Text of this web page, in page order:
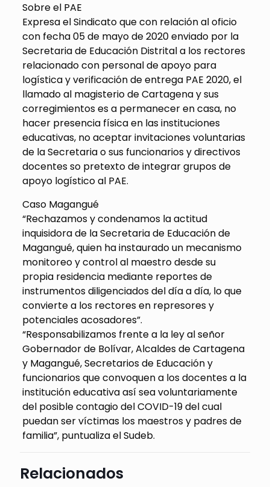
Sobre el PAE
Expresa el Sindicato que con relación al oficio
con fecha 05 de mayo de 2020 enviado por la
Secretaria de Educación Distrital a los rectores
relacionado con personal de apoyo para
logística y verificación de entrega PAE 2020, el
llamado al magisterio de Cartagena y sus
corregimientos es a permanecer en casa, no
hacer presencia física en las instituciones
educativas, no aceptar invitaciones voluntarias
de la Secretaria o sus funcionarios y directivos
docentes so pretexto de integrar grupos de
apoyo logístico al PAE.
Caso Magangué
“Rechazamos y condenamos la actitud
inquisidora de la Secretaria de Educación de
Magangué, quien ha instaurado un mecanismo
monitoreo y control al maestro desde su
propia residencia mediante reportes de
instrumentos diligenciados del día a día, lo que
convierte a los rectores en represores y
potenciales acosadores”.
“Responsabilizamos frente a la ley al señor
Gobernador de Bolívar, Alcaldes de Cartagena
y Magangué, Secretarios de Educación y
funcionarios que convoquen a los docentes a la
institución educativa así sea voluntariamente
del posible contagio del COVID-19 del cual
puedan ser víctimas los maestros y padres de
familia”, puntualiza el Sudeb.
Relacionados